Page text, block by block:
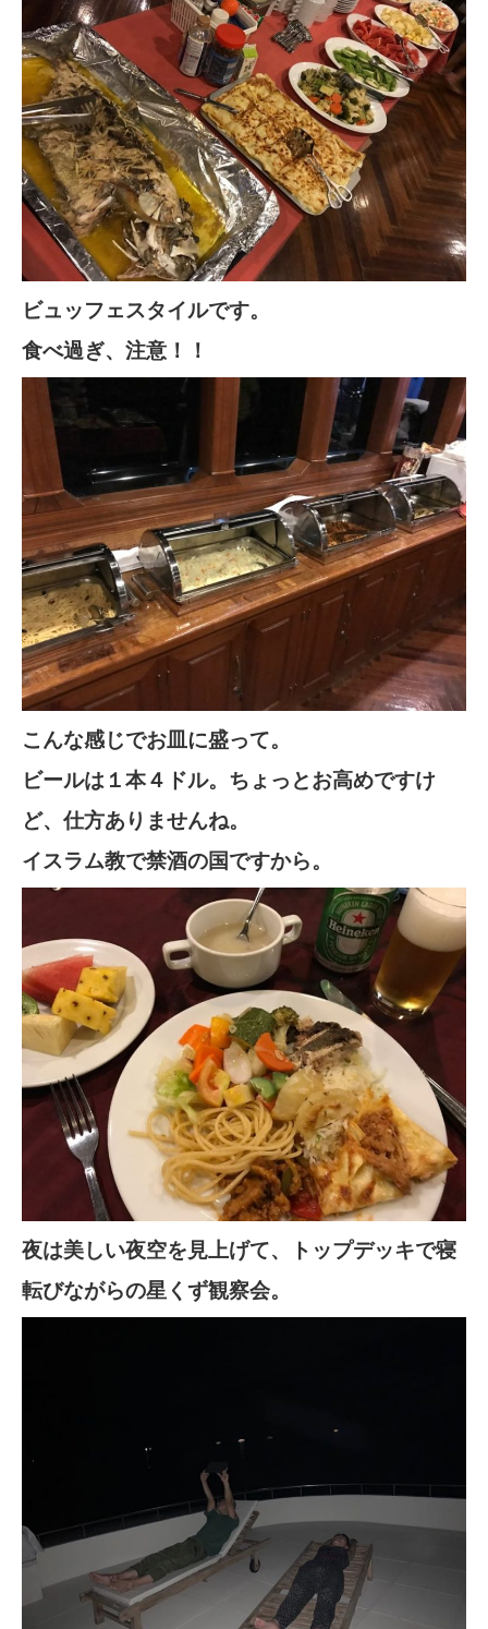
ビュッフェスタイルです。
食べ過ぎ、注意！！
こんな感じでお皿に盛って。
ビールは１本４ドル。ちょっとお高めですけ
ど、仕方ありませんね。
イスラム教で禁酒の国ですから。
夜は美しい夜空を見上げて、トップデッキで寝
転びながらの星くず観察会。